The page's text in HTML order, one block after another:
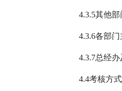
4.3.5其他
4.3.6各部
4.3.7总经
4.4考核方式